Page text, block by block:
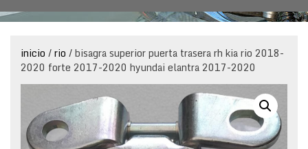
inicio /rio / bisagra superior puerta trasera rh kia rio 2018-
2020 forte 2017-2020 hyundai elantra 2017-2020